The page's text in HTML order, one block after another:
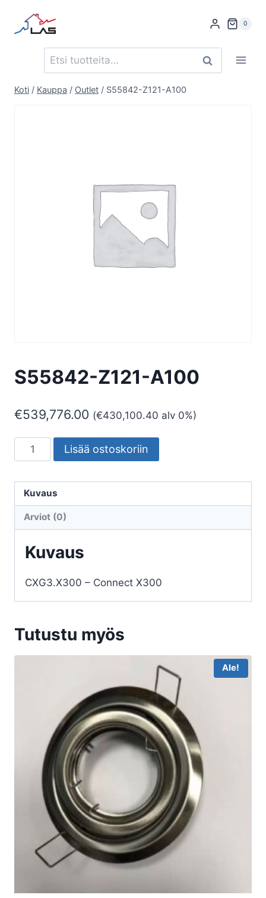
sisältöön
0
Etsi: Haku
Koti / Kauppa / Outlet / S55842-Z121-A100
S55842-Z121-A100
€539,776.00 (€430,100.40 alv 0%)
S55842-
Z121-
määrä
Lisää ostoskoriin
Kuvaus
Arviot (0)
Kuvaus
CXG3.X300 – Connect X300
Tutustu myös
Ale!